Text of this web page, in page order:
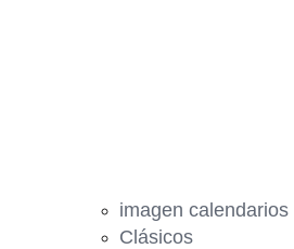
imagen calendarios
Clásicos